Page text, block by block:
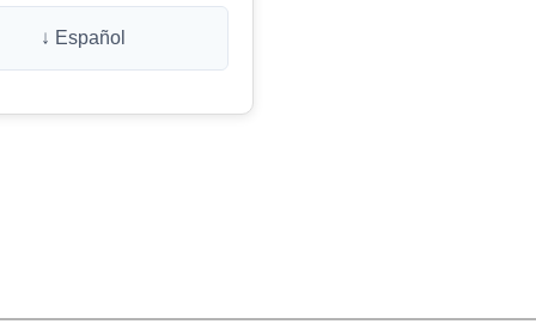
↓ Español